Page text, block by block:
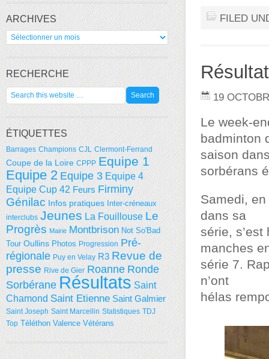
FILED
19
Le week-
badminton
saison
sorbérans
Samedi,
dans sa
série, s’est
manches
série 7.
n’ont
hélas
ARCHIVES
Archives
RECHERCHE
ÉTIQUETTES
Barrages Champions CJL Clermont-Ferrand
Coupe de la Loire CPPP Equipe 1
Equipe 2 Equipe 3 Equipe 4
Equipe Cup 42 Feurs Firminy
Génilac Infos pratiques Inter-créneaux
interclubs Jeunes La Fouillouse Le
Progrès Mairie Montbrison Not So'Bad
Tour Oullins Photos Progression Pré-
régionale Puy en Velay R3 Revue de
presse Rive de Gier Roanne Ronde
Sorbérane Résultats Saint
Chamond Saint Etienne Saint Galmier
Saint Joseph Saint Marcellin Statistiques TDJ
Top Téléthon Valence Vétérans